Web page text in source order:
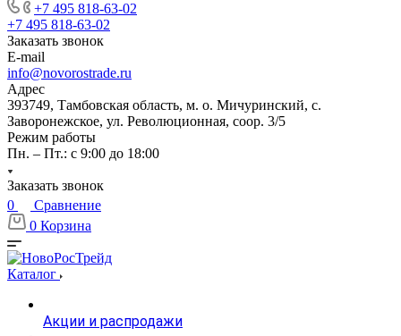
+7 495 818-63-02
+7 495 818-63-02
Заказать звонок
E-mail
info@novorostrade.ru
Адрес
393749, Тамбовская область, м. о. Мичуринский, с.
Заворонежское, ул. Революционная, соор. 3/5
Режим работы
Пн. – Пт.: с 9:00 до 18:00
Заказать звонок
0
Сравнение
0 Корзина
Каталог
Акции и распродажи